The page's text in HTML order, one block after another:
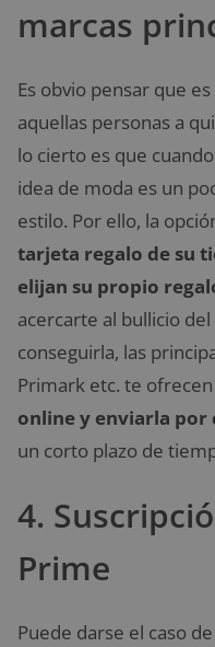
marcas
Es obvio pensar que
aquellas personas a
lo cierto es que
idea de moda es un
estilo. Por ello, la
tarjeta regalo de su
elijan su propio
acercarte al bullicio
conseguirla, las
Primark etc. te ofrecen
online y enviarla por
un corto plazo de
4.
Prime
Puede darse el caso